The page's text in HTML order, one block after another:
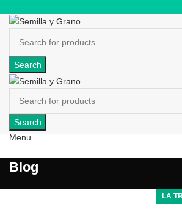
Search
Search
Menu
Blog
LA